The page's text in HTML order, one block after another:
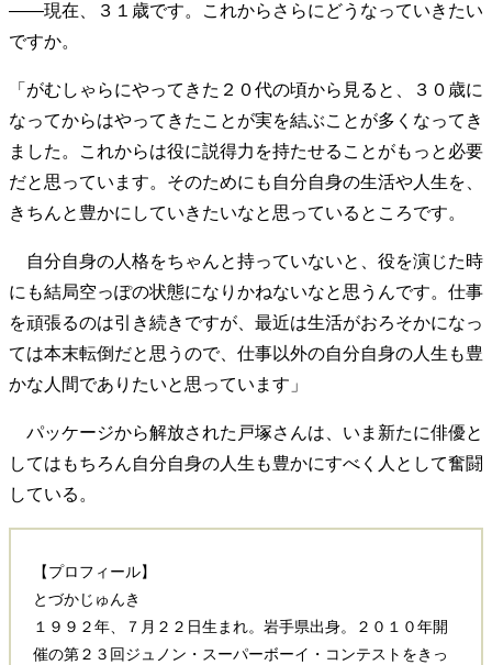
――現在、３１歳です。これからさらにどうなっていきたい
ですか。
「がむしゃらにやってきた２０代の頃から見ると、３０歳に
なってからはやってきたことが実を結ぶことが多くなってき
ました。これからは役に説得力を持たせることがもっと必要
だと思っています。そのためにも自分自身の生活や人生を、
きちんと豊かにしていきたいなと思っているところです。
自分自身の人格をちゃんと持っていないと、役を演じた時
にも結局空っぽの状態になりかねないなと思うんです。仕事
を頑張るのは引き続きですが、最近は生活がおろそかになっ
ては本末転倒だと思うので、仕事以外の自分自身の人生も豊
かな人間でありたいと思っています」
パッケージから解放された戸塚さんは、いま新たに俳優と
してはもちろん自分自身の人生も豊かにすべく人として奮闘
している。
【プロフィール】
とづかじゅんき
１９９２年、７月２２日生まれ。岩手県出身。２０１０年開
催の第２３回ジュノン・スーパーボーイ・コンテストをきっ